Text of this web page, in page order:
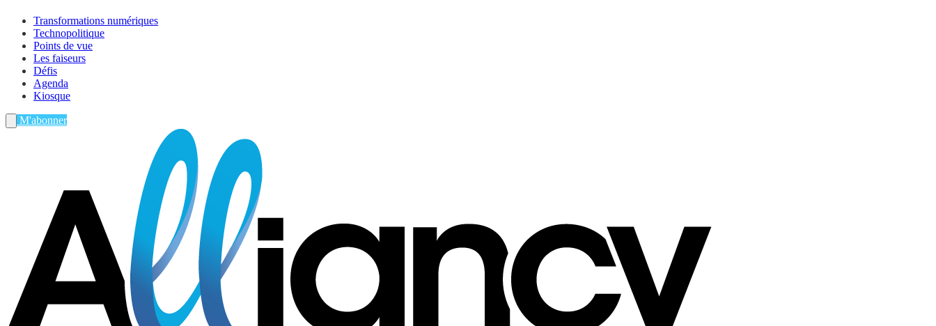
Transformations numériques
Technopolitique
Points de vue
Les faiseurs
Défis
Agenda
Kiosque
M'abonner